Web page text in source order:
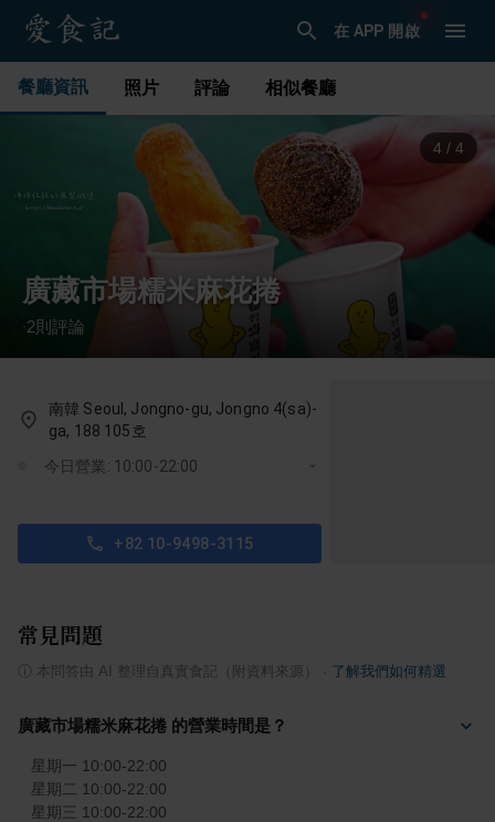
在 APP 開啟
餐廳資訊 照片 評論 相似餐廳
1 / 4
廣藏市場糯米麻花捲
·2 則評論
南韓 Seoul, Jongno-gu, Jongno 4(sa)-
ga, 188 105호
今日營業: 10:00-22:00
+82 10-9498-3115
常見問題
本問答由 AI 整理自真實食記（附資料來源） 了解我們如何精選
廣藏市場糯米麻花捲 的營業時間是？
星期一 10:00-22:00
星期二 10:00-22:00
星期三 10:00-22:00